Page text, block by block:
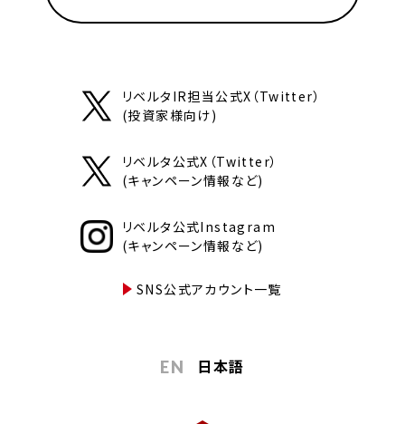
リベルタIR担当公式X（Twitter）
(投資家様向け)
リベルタ公式X（Twitter）
(キャンペーン情報など)
リベルタ公式Instagram
(キャンペーン情報など)
SNS公式アカウント一覧
EN 日本語